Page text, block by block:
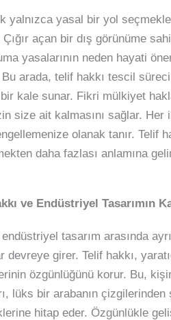
yalnızca yasal bir yol
açan bir dış görünüme
yasalarının neden hayati
arada, telif hakkı tescil
kale sunar. Fikri mülkiyet
ait kalmasını sağlar. Her
olanak tanır. Telif
daha fazlası anlamına
ve Endüstriyel Tasarımın
tasarım arasında
devreye girer. Telif hakkı,
özgünlüğünü korur. Bu,
lüks bir arabanın
hitap eder. Özgünlükle